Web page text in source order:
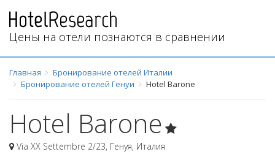
Цены на отели познаются в сравнении
Главная
Бронирование отелей Италии
Бронирование отелей Генуи
Hotel Barone
Hotel Barone
Via XX Settembre 2/23, Генуя, Италия